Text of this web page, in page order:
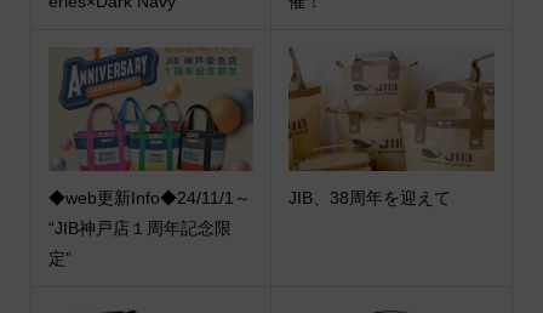
◆web更新Info◆24/11/1～
“JIB神戸店１周年記念限
定”
JIB、38周年を迎えて